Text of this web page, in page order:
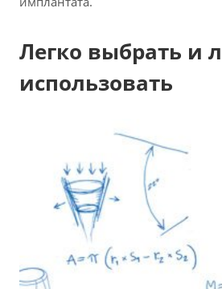
Легко выбрать и
использовать